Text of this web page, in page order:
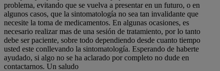
problema, evitando que se vuelva a presentar en un futuro, o en
algunos casos, que la sintomatología no sea tan invalidante que
necesite la toma de medicamentos. En algunas ocasiones, es
necesario realizar mas de una sesión de tratamiento, por lo tanto
debe ser paciente, sobre todo dependiendo desde cuanto tiempo
usted este conllevando la sintomatología. Esperando de haberte
ayudado, si algo no se ha aclarado por completo no dude en
contactarnos. Un saludo